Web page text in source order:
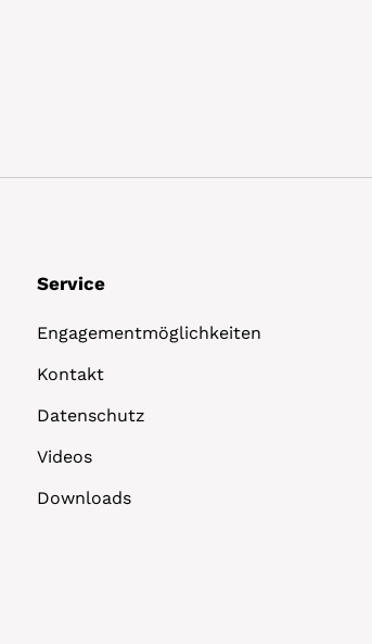
Service
Engagementmöglichkeiten
Kontakt
Datenschutz
Videos
Downloads